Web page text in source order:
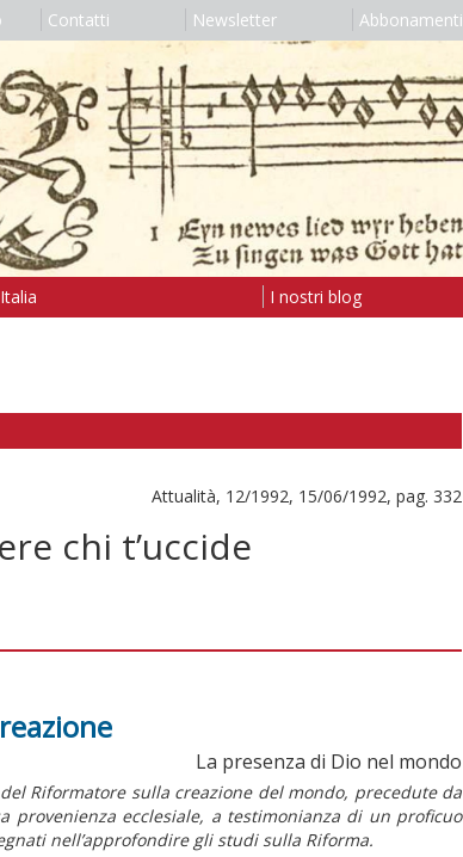
Contatti Newsletter Abbonamenti
I nostri blog
Attualità, 12/1992, 15/06/1992, pag. 332
chi t’uccide
La presenza di Dio nel mondo
Riformatore sulla creazione del mondo, precedute da
ecclesiale, a testimonianza di un proficuo
nell’approfondire gli studi sulla Riforma.